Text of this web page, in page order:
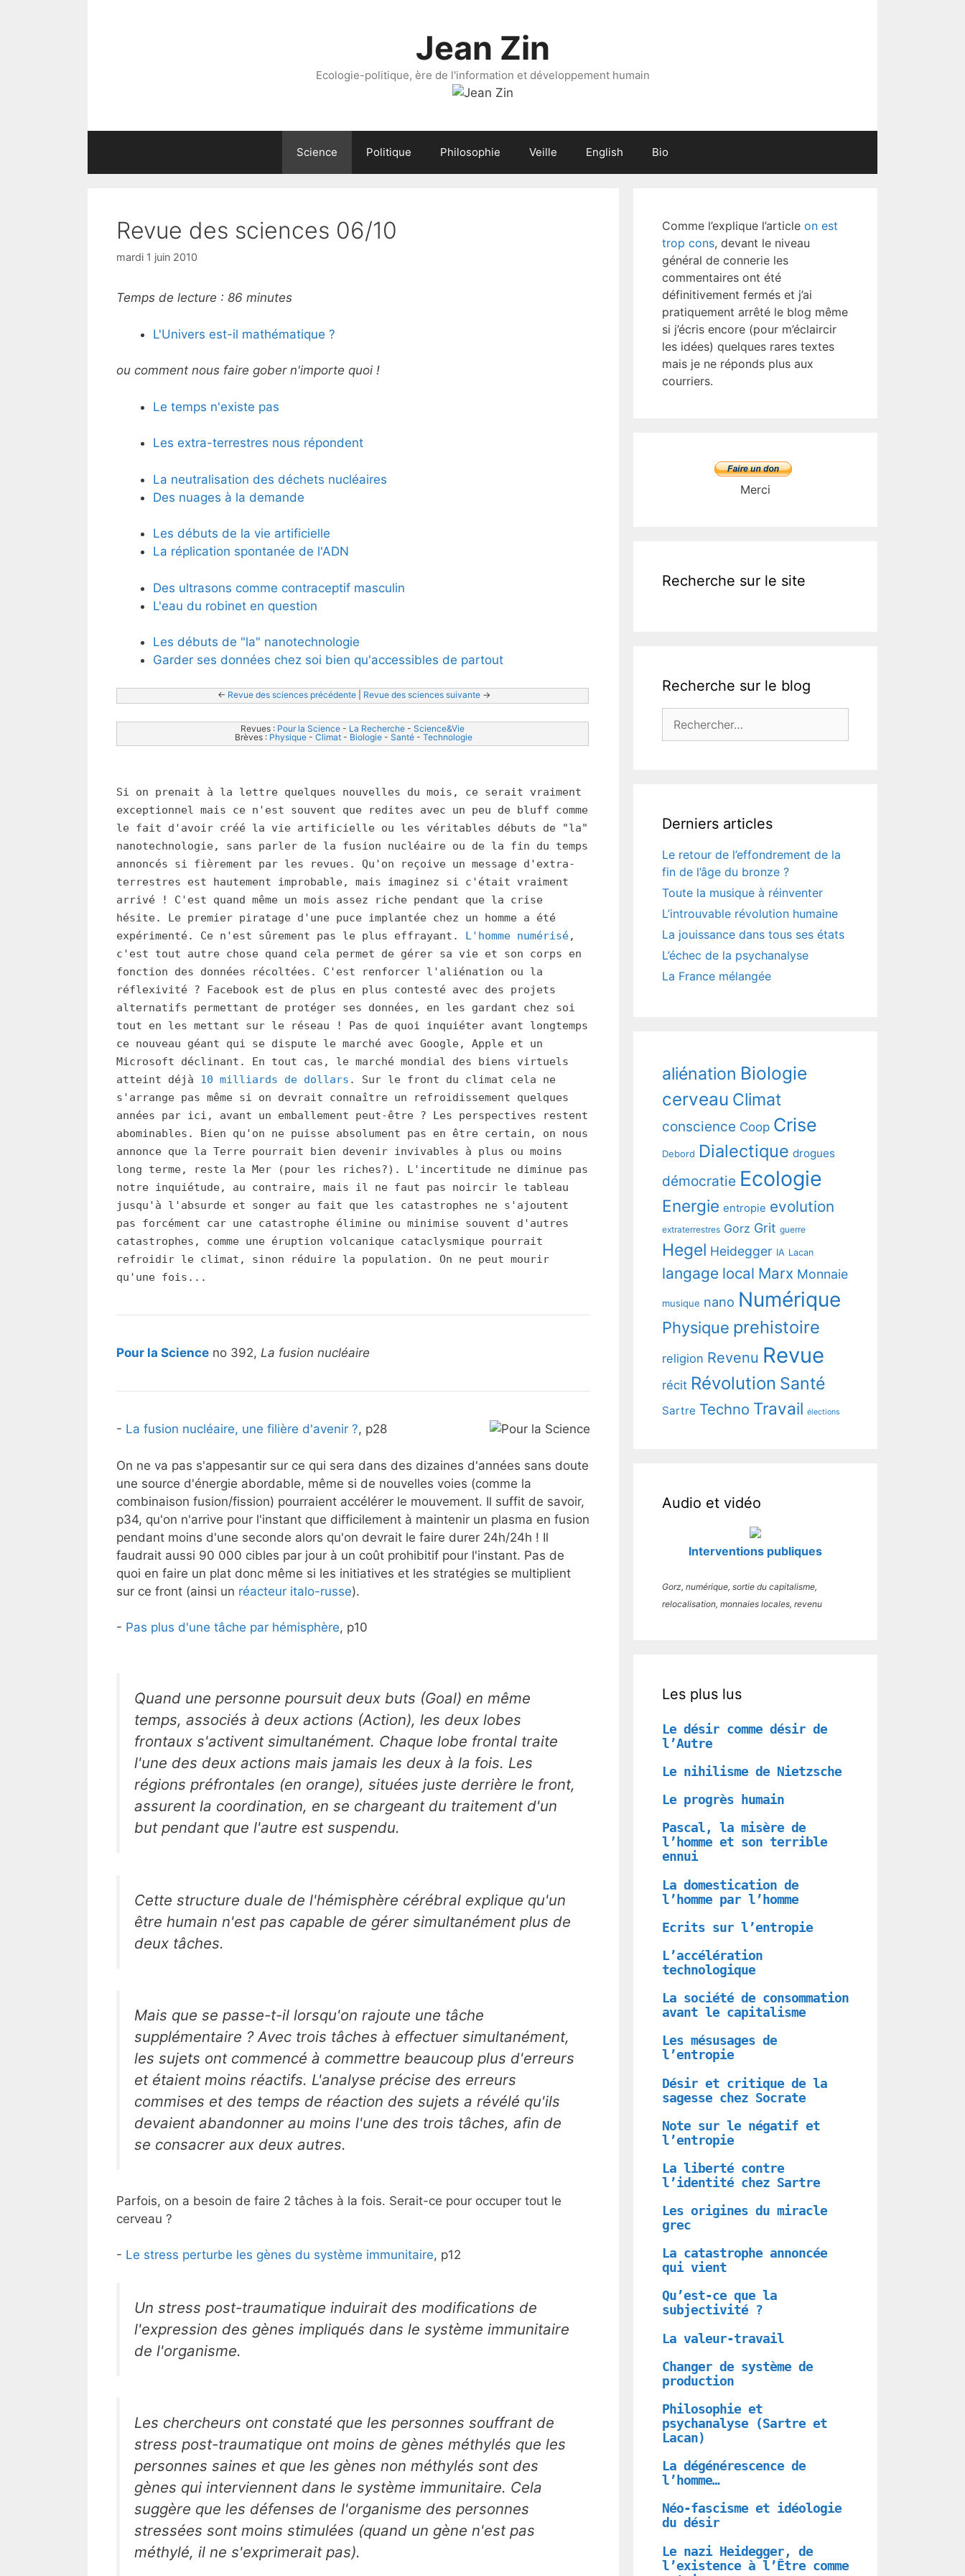
Jean Zin
Ecologie-politique, ère de l'information et développement humain
Science Politique Philosophie Veille English Bio
Revue des sciences 06/10
mardi 1 juin 2010
Temps de lecture : 86 minutes
L'Univers est-il mathématique ?
ou comment nous faire gober n'importe quoi !
Le temps n'existe pas
Les extra-terrestres nous répondent
La neutralisation des déchets nucléaires
Des nuages à la demande
Les débuts de la vie artificielle
La réplication spontanée de l'ADN
Des ultrasons comme contraceptif masculin
L'eau du robinet en question
Les débuts de "la" nanotechnologie
Garder ses données chez soi bien qu'accessibles de partout
<- Revue des sciences précédente | Revue des sciences suivante ->
Revues : Pour la Science - La Recherche - Science&Vie
Brèves : Physique - Climat - Biologie - Santé - Technologie
Si on prenait à la lettre quelques nouvelles du mois, ce serait vraiment
exceptionnel mais ce n'est souvent que redites avec un peu de bluff comme
le fait d'avoir créé la vie artificielle ou les véritables débuts de "la"
nanotechnologie, sans parler de la fusion nucléaire ou de la fin du temps
annoncés si fièrement par les revues. Qu'on reçoive un message d'extra-
terrestres est hautement improbable, mais imaginez si c'était vraiment
arrivé ! C'est quand même un mois assez riche pendant que la crise
hésite. Le premier piratage d'une puce implantée chez un homme a été
expérimenté. Ce n'est sûrement pas le plus effrayant. L'homme numérisé,
c'est tout autre chose quand cela permet de gérer sa vie et son corps en
fonction des données récoltées. C'est renforcer l'aliénation ou la
réflexivité ? Facebook est de plus en plus contesté avec des projets
alternatifs permettant de protéger ses données, en les gardant chez soi
tout en les mettant sur le réseau ! Pas de quoi inquiéter avant longtemps
ce nouveau géant qui se dispute le marché avec Google, Apple et un
Microsoft déclinant. En tout cas, le marché mondial des biens virtuels
atteint déjà 10 milliards de dollars . Sur le front du climat cela ne
s'arrange pas même si on devrait connaître un refroidissement quelques
années par ici, avant un emballement peut-être ? Les perspectives restent
abominables. Bien qu'on ne puisse absolument pas en être certain, on nous
annonce que la Terre pourrait bien devenir invivables à plus ou moins
long terme, reste la Mer (pour les riches?). L'incertitude ne diminue pas
notre inquiétude, au contraire, mais il ne faut pas noircir le tableau
jusqu'à l'absurde et songer au fait que les catastrophes ne s'ajoutent
pas forcément car une catastrophe élimine ou minimise souvent d'autres
catastrophes, comme une éruption volcanique cataclysmique pourrait
refroidir le climat, sinon réduire la population. On ne peut mourir
qu'une fois...
Pour la Science no 392, La fusion nucléaire
- La fusion nucléaire, une filière d'avenir ?, p28
On ne va pas s'appesantir sur ce qui sera dans des dizaines d'années sans doute
une source d'énergie abordable, même si de nouvelles voies (comme la
combinaison fusion/fission) pourraient accélérer le mouvement. Il suffit de savoir,
p34, qu'on n'arrive pour l'instant que difficilement à maintenir un plasma en fusion
pendant moins d'une seconde alors qu'on devrait le faire durer 24h/24h ! Il
faudrait aussi 90 000 cibles par jour à un coût prohibitif pour l'instant. Pas de
quoi en faire un plat donc même si les initiatives et les stratégies se multiplient
sur ce front (ainsi un réacteur italo-russe).
- Pas plus d'une tâche par hémisphère, p10
Quand une personne poursuit deux buts (Goal) en même
temps, associés à deux actions (Action), les deux lobes
frontaux s'activent simultanément. Chaque lobe frontal traite
l'une des deux actions mais jamais les deux à la fois. Les
régions préfrontales (en orange), situées juste derrière le front,
assurent la coordination, en se chargeant du traitement d'un
but pendant que l'autre est suspendu.
Cette structure duale de l'hémisphère cérébral explique qu'un
être humain n'est pas capable de gérer simultanément plus de
deux tâches.
Mais que se passe-t-il lorsqu'on rajoute une tâche
supplémentaire ? Avec trois tâches à effectuer simultanément,
les sujets ont commencé à commettre beaucoup plus d'erreurs
et étaient moins réactifs. L'analyse précise des erreurs
commises et des temps de réaction des sujets a révélé qu'ils
devaient abandonner au moins l'une des trois tâches, afin de
se consacrer aux deux autres.
Parfois, on a besoin de faire 2 tâches à la fois. Serait-ce pour occuper tout le
cerveau ?
- Le stress perturbe les gènes du système immunitaire, p12
Un stress post-traumatique induirait des modifications de
l'expression des gènes impliqués dans le système immunitaire
de l'organisme.
Les chercheurs ont constaté que les personnes souffrant de
stress post-traumatique ont moins de gènes méthylés que les
personnes saines et que les gènes non méthylés sont des
gènes qui interviennent dans le système immunitaire. Cela
suggère que les défenses de l'organisme des personnes
stressées sont moins stimulées (quand un gène n'est pas
méthylé, il ne s'exprimerait pas).
Comme l’explique l’article on est
trop cons, devant le niveau
général de connerie les
commentaires ont été
définitivement fermés et j’ai
pratiquement arrêté le blog même
si j’écris encore (pour m’éclaircir
les idées) quelques rares textes
mais je ne réponds plus aux
courriers.
Merci
Recherche sur le site
Recherche sur le blog
Derniers articles
Le retour de l’effondrement de la
fin de l’âge du bronze ?
Toute la musique à réinventer
L’introuvable révolution humaine
La jouissance dans tous ses états
L’échec de la psychanalyse
La France mélangée
aliénation Biologie
cerveau Climat
conscience Coop Crise
Debord Dialectique drogues
démocratie Ecologie
Energie entropie evolution
extraterrestres Gorz Grit guerre
Hegel Heidegger IA Lacan
langage local Marx Monnaie
musique nano Numérique
Physique prehistoire
religion Revenu Revue
récit Révolution Santé
Sartre Techno Travail élections
Audio et vidéo
Interventions publiques
Gorz, numérique, sortie du capitalisme,
relocalisation, monnaies locales, revenu
Les plus lus
Le désir comme désir de
l’Autre
Le nihilisme de Nietzsche
Le progrès humain
Pascal, la misère de
l’homme et son terrible
ennui
La domestication de
l’homme par l’homme
Ecrits sur l’entropie
L’accélération
technologique
La société de consommation
avant le capitalisme
Les mésusages de
l’entropie
Désir et critique de la
sagesse chez Socrate
Note sur le négatif et
l’entropie
La liberté contre
l’identité chez Sartre
Les origines du miracle
grec
La catastrophe annoncée
qui vient
Qu’est-ce que la
subjectivité ?
La valeur-travail
Changer de système de
production
Philosophie et
psychanalyse (Sartre et
Lacan)
La dégénérescence de
l’homme…
Néo-fascisme et idéologie
du désir
Le nazi Heidegger, de
l’existence à l’Être comme